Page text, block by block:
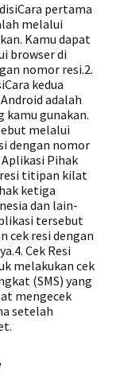
pertama
melalui
Kamu dapat
browser di
nomor resi.2.
kedua
adalah
kamu gunakan.
melalui
dengan nomor
Aplikasi Pihak
resi titipan kilat
ketiga
dan lain-
tersebut
cek resi dengan
Cek Resi
melakukan cek
(SMS) yang
mengecek
setelah